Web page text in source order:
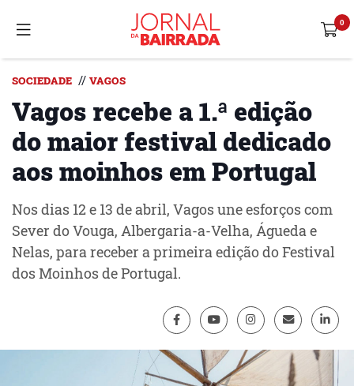
SOCIEDADE // VAGOS
Vagos recebe a 1.ª edição
do maior festival dedicado
aos moinhos em Portugal
Nos dias 12 e 13 de abril, Vagos une esforços com
Sever do Vouga, Albergaria-a-Velha, Águeda e
Nelas, para receber a primeira edição do Festival
dos Moinhos de Portugal.